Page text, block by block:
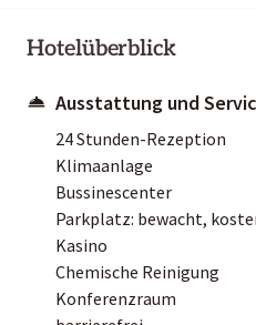
Hotelüberblick
Ausstattung und
24 Stunden-Rezeption
Klimaanlage
Bussinescenter
Parkplatz: bewacht,
Kasino
Chemische Reinigung
Konferenzraum